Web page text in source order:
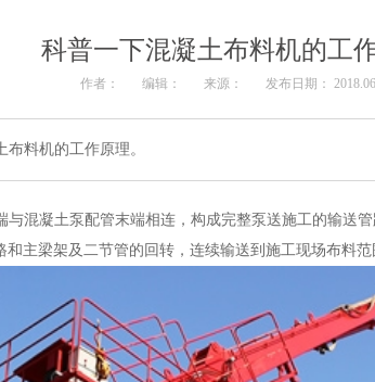
科普一下混凝土布料机的工
作者： 编辑： 来源： 发布日期：
料机的工作原理。
与混凝土泵配管末端相连，构成完整泵送施工的输送
主梁架及二节管的回转，连续输送到施工现场布料范